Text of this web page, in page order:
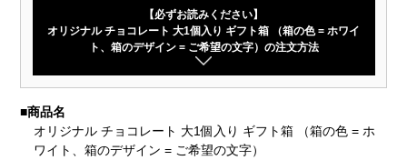
【必ずお読みください】
オリジナル チョコレート 大1個入り ギフト箱 （箱の色 = ホワイ
ト、箱のデザイン = ご希望の文字）の注文方法
■商品名
オリジナル チョコレート 大1個入り ギフト箱 （箱の色 = ホ
ワイト、箱のデザイン = ご希望の文字）